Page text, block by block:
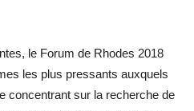
le Forum de Rhodes 2018
les plus pressants auxquels
concentrant sur la recherche de